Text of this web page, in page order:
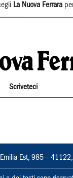
La Nuova Ferrara
Scriveteci
Emilia Est, 985 –